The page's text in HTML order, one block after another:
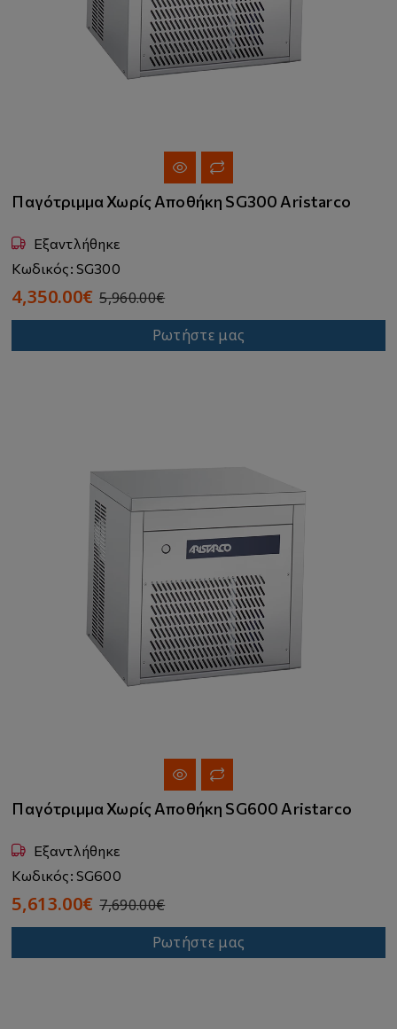
Παγότριμμα Χωρίς Αποθήκη SG300 Aristarco
Εξαντλήθηκε
Κωδικός: SG300
4,350.00€ 5,960.00€
Ρωτήστε μας
Παγότριμμα Χωρίς Αποθήκη SG600 Aristarco
Εξαντλήθηκε
Κωδικός: SG600
5,613.00€ 7,690.00€
Ρωτήστε μας